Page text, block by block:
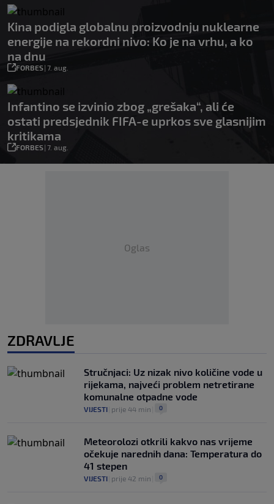
Kina podigla globalnu proizvodnju nuklearne
energije na rekordni nivo: Ko je na vrhu, a ko
na dnu
FORBES| 7. aug.
Infantino se izvinio zbog „grešaka“, ali će
ostati predsjednik FIFA-e uprkos sve glasnijim
kritikama
FORBES| 7. aug.
Oglas
ZDRAVLJE
Stručnjaci: Uz nizak nivo količine vode u
rijekama, najveći problem netretirane
komunalne otpadne vode
VIJESTI prije 44 min 0
Meteorolozi otkrili kakvo nas vrijeme
očekuje narednih dana: Temperatura do
41 stepen
VIJESTI prije 42 min 0